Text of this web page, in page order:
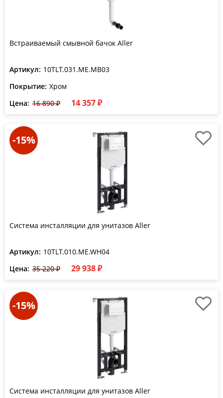
Встраиваемый смывной бачок Aller
Артикул: 10TLT.031.ME.MB03
Покрытие: Хром
Цена: 16 890 ₽ 14 357 ₽
-15%
Система инсталляции для унитазов Aller
Артикул: 10TLT.010.ME.WH04
Цена: 35 220 ₽ 29 938 ₽
-15%
Система инсталляции для унитазов Aller